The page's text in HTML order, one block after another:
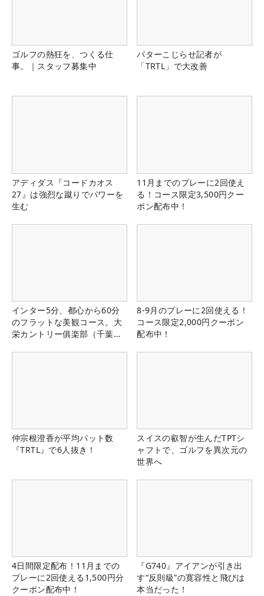
ゴルフの熱狂を、つくる仕
事。｜スタッフ募集中
パターこじらせ記者が
「TRTL」で大改善
アディダス『コードカオス
27』は強烈な蹴りでパワーを
生む
11月までのプレーに2回使え
る！コース限定3,500円クー
ポン配布中！
インター5分、都心から60分
のフラットな美観コース。大
栄カントリー俱楽部（千葉
8-9月のプレーに2回使える！
コース限定2,000円クーポン
配布中！
仲宗根澄香が平均パット数
『TRTL』で6人抜き！
スイスの叡智が生んだTPTシ
ャフトで、ゴルフを異次元の
世界へ
4日間限定配布！11月までの
プレーに2回使える1,500円分
クーポン配布中！
『G740』アイアンが引き出
す“反則級”の寛容性と飛びは
本当だった！